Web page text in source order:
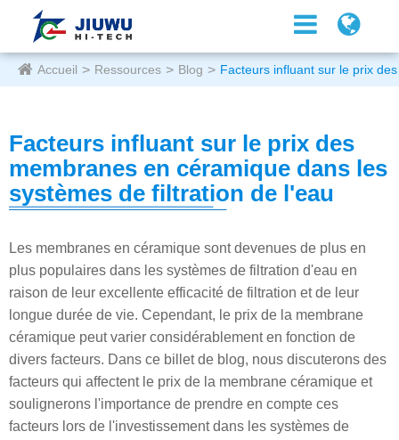
Accueil Ressources Blog Facteurs influant sur le prix
Facteurs influant sur le prix des
membranes en céramique dans les
systèmes de filtration de l'eau
Les membranes en céramique sont devenues de plus en
plus populaires dans les systèmes de filtration d'eau en
raison de leur excellente efficacité de filtration et de leur
longue durée de vie. Cependant, le prix de la membrane
céramique peut varier considérablement en fonction de
divers facteurs. Dans ce billet de blog, nous discuterons des
facteurs qui affectent le prix de la membrane céramique et
soulignerons l'importance de prendre en compte ces
facteurs lors de l'investissement dans les systèmes de